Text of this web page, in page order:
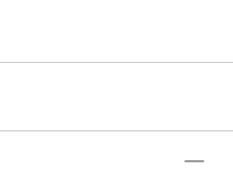
力，使能手腦並
相摺。2.混合虛線+-+-+-
貼處，紙正面塗漿糊貼
記：內版臺業字第一O
所：啟光出版社。主編